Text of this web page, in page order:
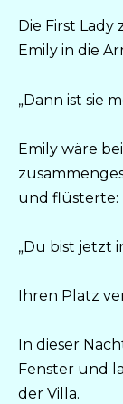
Die First
Emily in die
„Dann ist sie
Emily wäre
und flüsterte:
„Du bist jetzt
Ihren Platz
In dieser
Fenster und
der Villa.